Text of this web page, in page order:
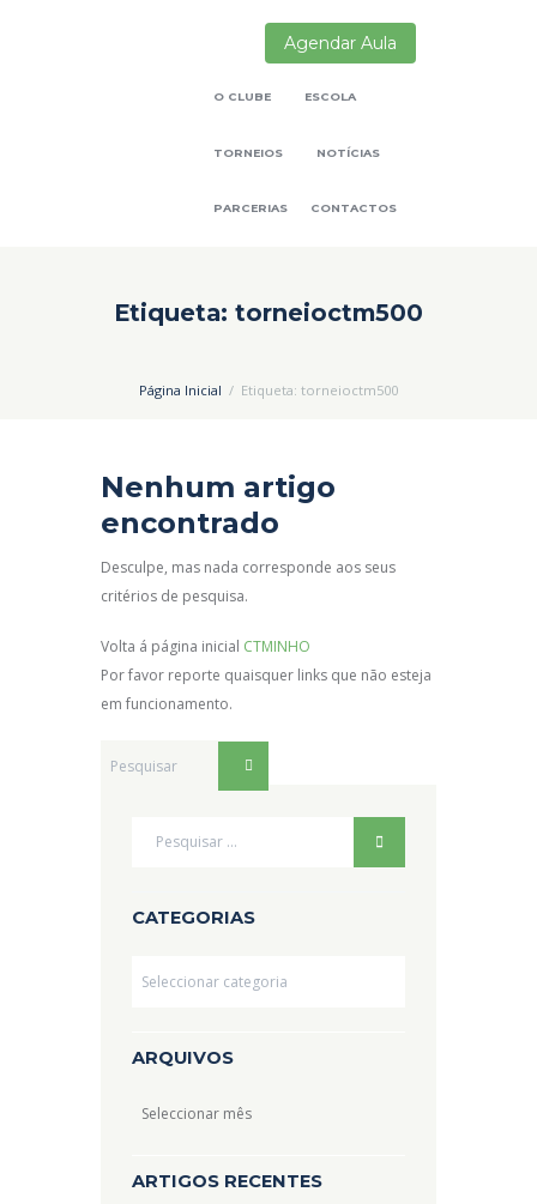
Agendar Aula
O CLUBE ESCOLA
TORNEIOS NOTÍCIAS
PARCERIAS CONTACTOS
Etiqueta: torneioctm500
Página Inicial Etiqueta: torneioctm500
Nenhum artigo
encontrado
Desculpe, mas nada corresponde aos seus
critérios de pesquisa.
Volta á página inicial CTMINHO
Por favor reporte quaisquer links que não esteja
em funcionamento.
CATEGORIAS
ARQUIVOS
Arquivos
ARTIGOS RECENTES